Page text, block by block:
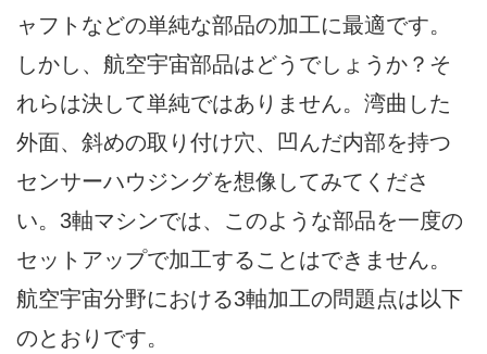
ャフトなどの単純な部品の加工に最適です。
しかし、航空宇宙部品はどうでしょうか？そ
れらは決して単純ではありません。湾曲した
外面、斜めの取り付け穴、凹んだ内部を持つ
センサーハウジングを想像してみてくださ
い。3軸マシンでは、このような部品を一度の
セットアップで加工することはできません。
航空宇宙分野における3軸加工の問題点は以下
のとおりです。